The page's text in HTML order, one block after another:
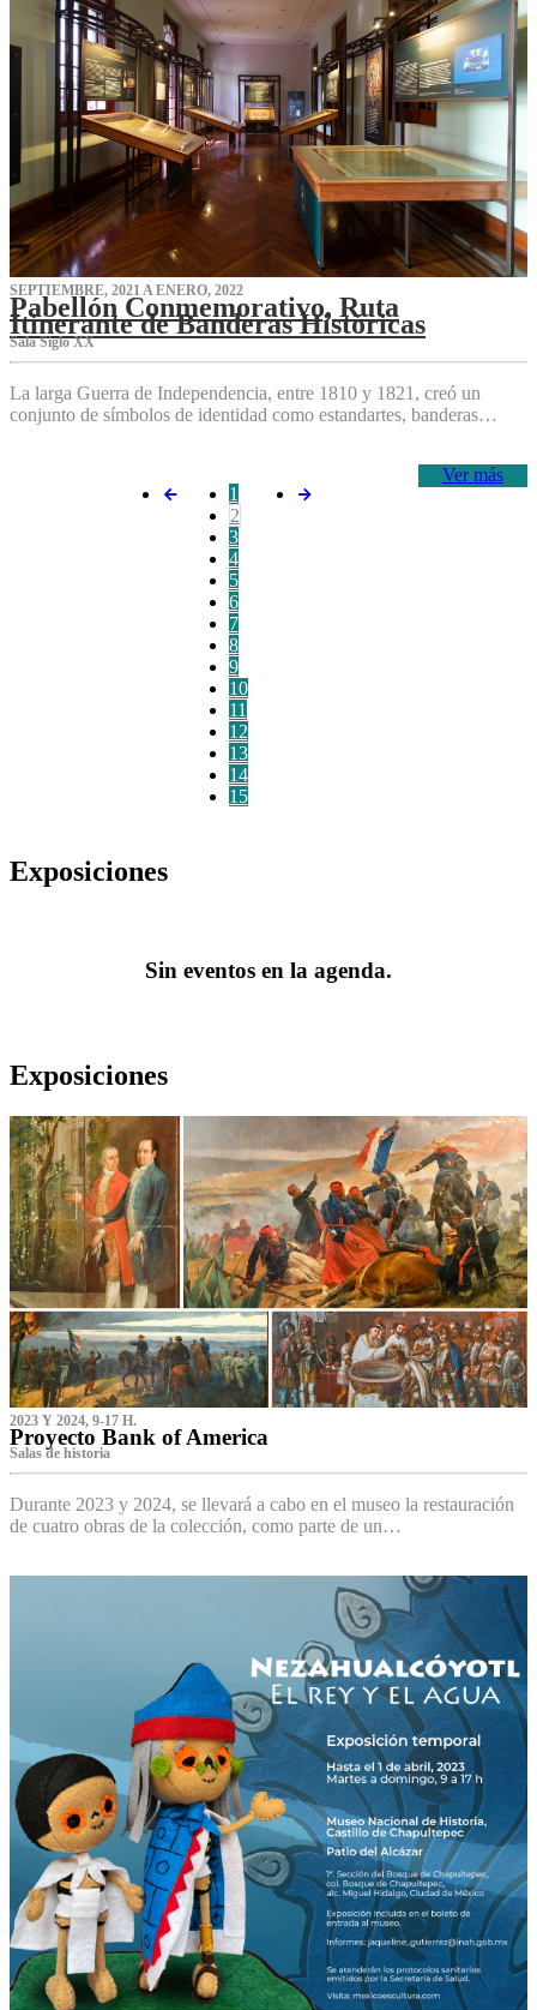
SEPTIEMBRE, 2021 A ENERO, 2022
Pabellón Conmemorativo, Ruta
Itinerante de Banderas Históricas
Sala Siglo XX
La larga Guerra de Independencia, entre 1810 y 1821, creó un
conjunto de símbolos de identidad como estandartes, banderas…
Ver más
1
2
3
4
5
6
7
8
9
10
11
12
13
14
15
Exposiciones
Sin eventos en la agenda.
Exposiciones
2023 Y 2024, 9-17 H.
Proyecto Bank of America
S‌alas de historia
Durante 2023 y 2024, se llevará a cabo en el museo la restauración
de cuatro obras de la colección, como parte de un…